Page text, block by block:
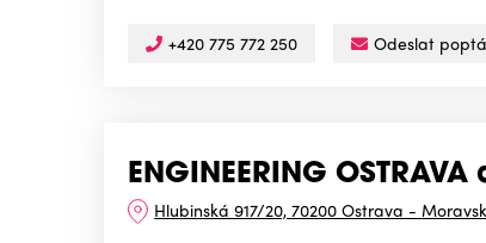
+420 775 772 250 Odeslat
ENGINEERING OSTRAVA
Hlubinská 917/20, 70200 Ostrava -